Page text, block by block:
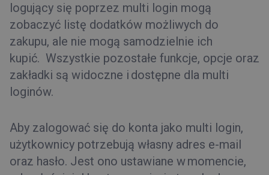
logujący się poprzez multi login mogą
zobaczyć listę dodatków możliwych do
zakupu, ale nie mogą samodzielnie ich
kupić. Wszystkie pozostałe funkcje, opcje oraz
zakładki są widoczne i dostępne dla multi
loginów.
Aby zalogować się do konta jako multi login,
użytkownicy potrzebują własny adres e-mail
oraz hasło. Jest ono ustawiane w momencie,